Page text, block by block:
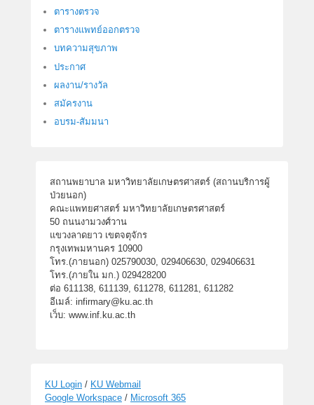
i
r
m
_
k
ตารางตรวจ
ตารางแพทย์ออกตรวจ
บทความสุขภาพ
ประกาศ
ผลงาน/รางวัล
สมัครงาน
อบรม-สัมมนา
สถานพยาบาล มหาวิทยาลัยเกษตรศาสตร์ (สถานบริการผู้
ป่วยนอก)
คณะแพทยศาสตร์ มหาวิทยาลัยเกษตรศาสตร์
50 ถนนงามวงศ์วาน
แขวงลาดยาว เขตจตุจักร
กรุงเทพมหานคร 10900
โทร.(ภายนอก) 025790030, 029406630, 029406631
โทร.(ภายใน มก.) 029428200
ต่อ 611138, 611139, 611278, 611281, 611282
อีเมล์: infirmary@ku.ac.th
เว็บ: www.inf.ku.ac.th
KU Login / KU Webmail
Google Workspace / Microsoft 365